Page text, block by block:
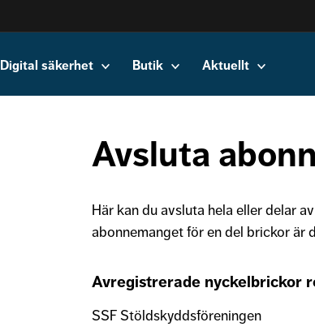
Digital säkerhet Butik Aktuellt
Avsluta
Här kan du avsluta hela eller delar
abonnemanget för en del brickor är
Avregistrerade nyckelbrickor
SSF Stöldskyddsföreningen